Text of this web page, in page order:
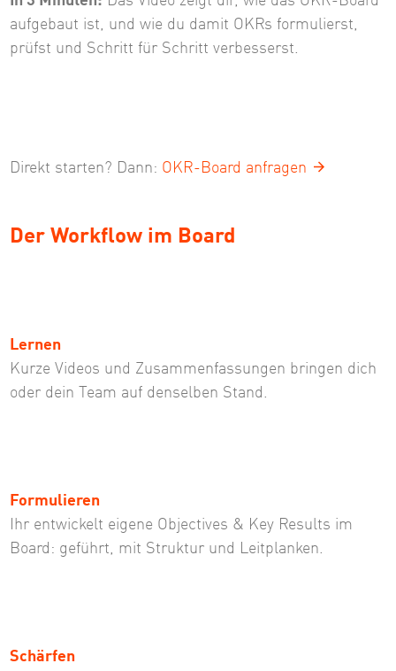
aufgebaut ist, und wie du damit OKRs formulierst,
prüfst und Schritt für Schritt verbesserst.
Direkt starten? Dann: OKR-Board anfragen
Der Workflow im Board
Lernen
Kurze Videos und Zusammen­fassungen bringen dich
oder dein Team auf denselben Stand.
Formulieren
Ihr entwickelt eigene Objectives & Key Results im
Board: geführt, mit Struktur und Leitplanken.
Schärfen